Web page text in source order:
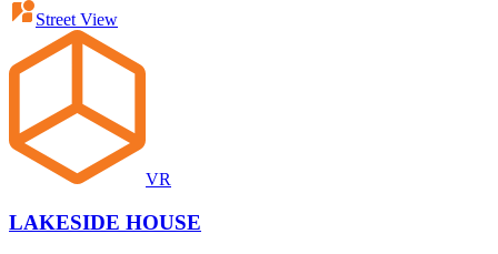
Street View
VR
LAKESIDE HOUSE